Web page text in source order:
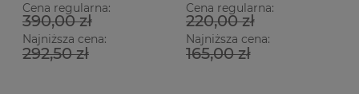
Cena regularna:
390,00 zł
Najniższa cena:
292,50 zł
Cena regularna:
220,00 zł
Najniższa cena:
165,00 zł